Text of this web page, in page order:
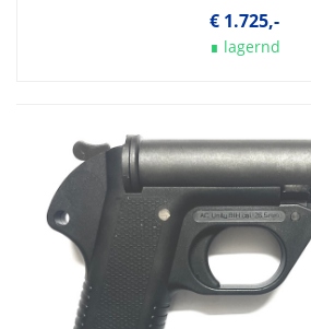
€ 1.725,-
∎ lagernd